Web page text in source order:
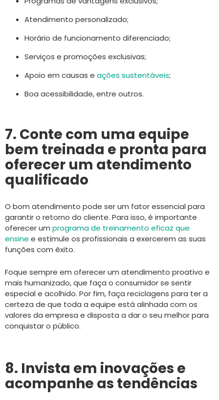
Atendimento personalizado;
Horário de funcionamento diferenciado;
Serviços e promoções exclusivas;
Apoio em causas e ações sustentáveis;
Boa acessibilidade, entre outros.
7. Conte com uma equipe
bem treinada e pronta para
oferecer um atendimento
qualificado
O bom atendimento pode ser um fator essencial para
garantir o retorno do cliente. Para isso, é importante
oferecer um programa de treinamento eficaz que
ensine e estimule os profissionais a exercerem as suas
funções com êxito.
Foque sempre em oferecer um atendimento proativo e
mais humanizado, que faça o consumidor se sentir
especial e acolhido. Por fim, faça reciclagens para ter a
certeza de que toda a equipe está alinhada com os
valores da empresa e disposta a dar o seu melhor para
conquistar o público.
8. Invista em inovações e
acompanhe as tendências